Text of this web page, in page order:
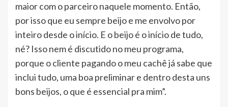
maior com o parceiro naquele momento. Então,
por isso que eu sempre beijo e me envolvo por
inteiro desde o início. E o beijo é o início de tudo,
né? Isso nem é discutido no meu programa,
porque o cliente pagando o meu cachê já sabe que
inclui tudo, uma boa preliminar e dentro desta uns
bons beijos, o que é essencial pra mim”.